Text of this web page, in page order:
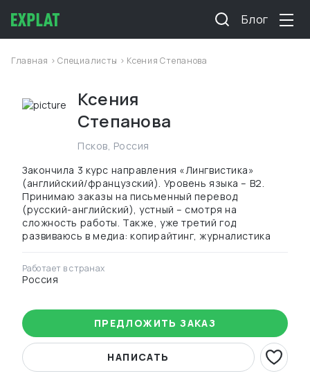
Блог
Главная >Специалисты > Ксения Степанова
Ксения
Степанова
Псков, Россия
Закончила 3 курс направления «Лингвистика»
(английский/французский). Уровень языка – B2.
Принимаю заказы на письменный перевод
(русский-английский), устный – смотря на
сложность работы. Также, уже третий год
развиваюсь в медиа: копирайтинг, журналистика
Работает в странах
Россия
ПРЕДЛОЖИТЬ ЗАКАЗ
НАПИСАТЬ